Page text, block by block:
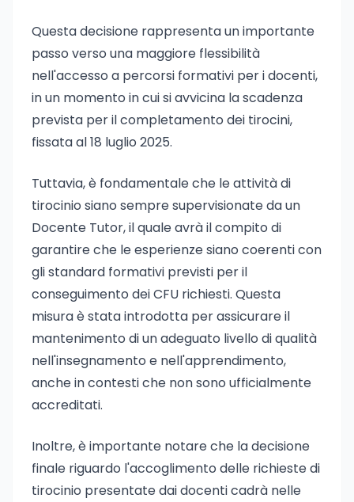
Questa decisione rappresenta un importante
passo verso una maggiore flessibilità
nell'accesso a percorsi formativi per i docenti,
in un momento in cui si avvicina la scadenza
prevista per il completamento dei tirocini,
fissata al 18 luglio 2025.
Tuttavia, è fondamentale che le attività di
tirocinio siano sempre supervisionate da un
Docente Tutor, il quale avrà il compito di
garantire che le esperienze siano coerenti con
gli standard formativi previsti per il
conseguimento dei CFU richiesti. Questa
misura è stata introdotta per assicurare il
mantenimento di un adeguato livello di qualità
nell'insegnamento e nell'apprendimento,
anche in contesti che non sono ufficialmente
accreditati.
Inoltre, è importante notare che la decisione
finale riguardo l'accoglimento delle richieste di
tirocinio presentate dai docenti cadrà nelle